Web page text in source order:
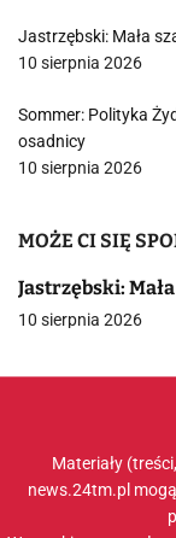
Jastrzębski: Mała
10 sierpnia 2026
Sommer: Polityka
osadnicy
10 sierpnia 2026
MOŻE CI SIĘ
Jastrzębski:
10 sierpnia 2026
Materiały
news.24tm.pl